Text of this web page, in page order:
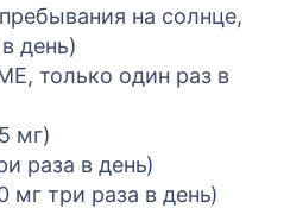
на солнце,
день)
только один раз в
мг)
раза в день)
мг три раза в день)